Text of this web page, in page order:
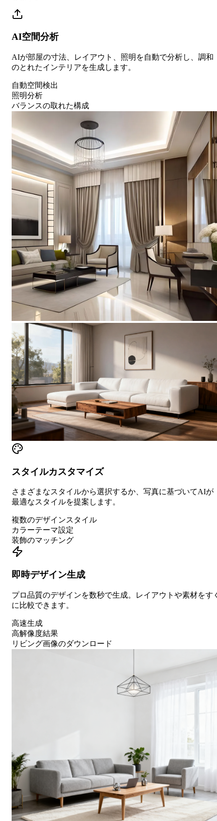
AI空間分析
AIが部屋の寸法、レイアウト、照明を自動で分析し、調和
のとれたインテリアを生成します。
自動空間検出
照明分析
バランスの取れた構成
スタイルカスタマイズ
さまざまなスタイルから選択するか、写真に基づいてAIが
最適なスタイルを提案します。
複数のデザインスタイル
カラーテーマ設定
装飾のマッチング
即時デザイン生成
プロ品質のデザインを数秒で生成。レイアウトや素材をす
に比較できます。
高速生成
高解像度結果
リビング画像のダウンロード